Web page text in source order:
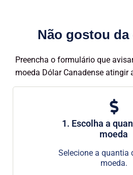
Não gostou da
Preencha o formulário que
moeda Dólar Canadense atingir
1. Escolha a
moeda
Selecione a quantia
moeda.